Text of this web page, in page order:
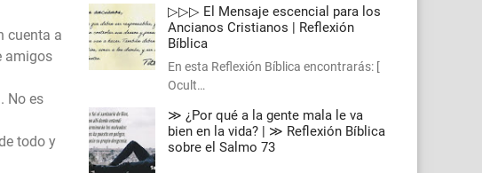
cuenta a
amigos
No es
todo y
▷▷▷ El Mensaje escencial para los
Ancianos Cristianos | Reflexión
Bíblica
En esta Reflexión Bíblica encontrarás: [
Ocult…
≫ ¿Por qué a la gente mala le va
bien en la vida? | ≫ Reflexión Bíblica
sobre el Salmo 73